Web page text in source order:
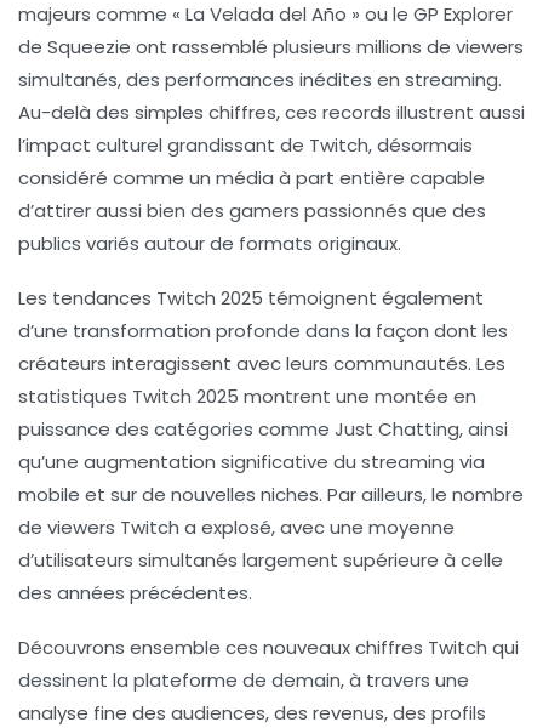
majeurs comme « La Velada del Año » ou le GP Explorer
de Squeezie ont rassemblé plusieurs millions de viewers
simultanés, des performances inédites en streaming.
Au-delà des simples chiffres, ces records illustrent aussi
l’impact culturel grandissant de Twitch, désormais
considéré comme un média à part entière capable
d’attirer aussi bien des gamers passionnés que des
publics variés autour de formats originaux.
Les tendances Twitch 2025 témoignent également
d’une transformation profonde dans la façon dont les
créateurs interagissent avec leurs communautés. Les
statistiques Twitch 2025 montrent une montée en
puissance des catégories comme Just Chatting, ainsi
qu’une augmentation significative du streaming via
mobile et sur de nouvelles niches. Par ailleurs, le nombre
de viewers Twitch a explosé, avec une moyenne
d’utilisateurs simultanés largement supérieure à celle
des années précédentes.
Découvrons ensemble ces nouveaux chiffres Twitch qui
dessinent la plateforme de demain, à travers une
analyse fine des audiences, des revenus, des profils